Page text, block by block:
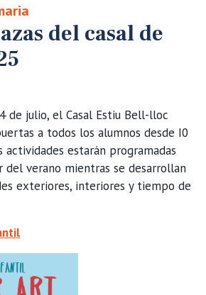
del casal de
de julio, el Casal Estiu Bell-lloc
a todos los alumnos desde I0
actividades estarán programadas
del verano mientras se desarrollan
exteriores, interiores y tiempo de